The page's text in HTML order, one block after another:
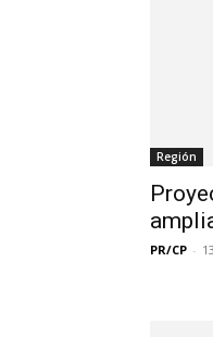
Región
PR/CP -